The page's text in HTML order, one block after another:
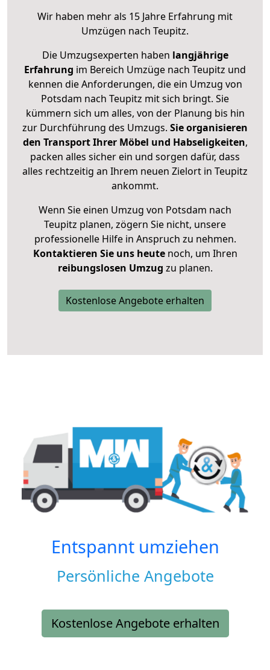
Wir haben mehr als 15 Jahre Erfahrung mit
Umzügen nach Teupitz.
Die Umzugsexperten haben langjährige
Erfahrung im Bereich Umzüge nach Teupitz und
kennen die Anforderungen, die ein Umzug von
Potsdam nach Teupitz mit sich bringt. Sie
kümmern sich um alles, von der Planung bis hin
zur Durchführung des Umzugs. Sie organisieren
den Transport Ihrer Möbel und Habseligkeiten,
packen alles sicher ein und sorgen dafür, dass
alles rechtzeitig an Ihrem neuen Zielort in Teupitz
ankommt.
Wenn Sie einen Umzug von Potsdam nach
Teupitz planen, zögern Sie nicht, unsere
professionelle Hilfe in Anspruch zu nehmen.
Kontaktieren Sie uns heutenoch, um Ihren
reibungslosen Umzug zu planen.
Kostenlose Angebote erhalten
Entspannt umziehen
Persönliche Angebote
Kostenlose Angebote erhalten